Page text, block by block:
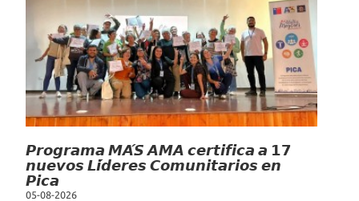
𝙋𝙧𝙤𝙜𝙧𝙖𝙢𝙖 𝙈𝘼́𝙎 𝘼𝙈𝘼 𝙘𝙚𝙧𝙩𝙞𝙛𝙞𝙘𝙖 𝙖 𝟭𝟳
𝙣𝙪𝙚𝙫𝙤𝙨 𝙇𝙞́𝙙𝙚𝙧𝙚𝙨 𝘾𝙤𝙢𝙪𝙣𝙞𝙩𝙖𝙧𝙞𝙤𝙨 𝙚𝙣
𝙋𝙞𝙘𝙖
05-08-2026